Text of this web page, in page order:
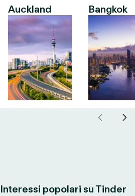
Auckland Bangkok
Interessi popolari su Tinder